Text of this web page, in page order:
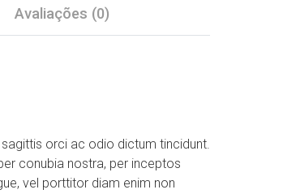
Avaliações (0)
orci ac odio dictum tincidunt.
conubia nostra, per inceptos
vel porttitor diam enim non